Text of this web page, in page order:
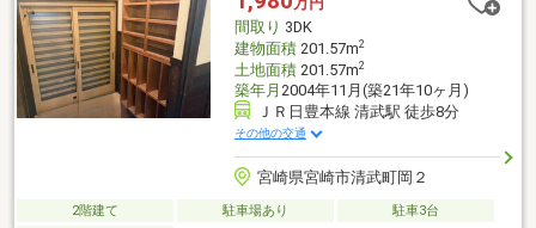
間取り 3DK
建物面積201.57m2
土地面積201.57m2
築年月 2004年11月(築21年10ヶ月)
ＪＲ日豊本線 清武駅 徒歩8分
その他の交通
宮崎県宮崎市清武町岡２
2階建て 駐車場あり
駐車3台